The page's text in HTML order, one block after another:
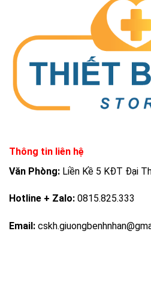
Thông tin liên hệ
Văn Phòng: Liền Kề 5 KĐT Đại
Hotline + Zalo: 0815.825.333
Email: